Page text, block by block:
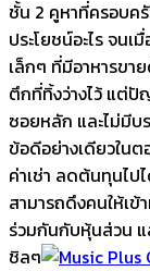
ชั้น 2 คูหาที่ครอบครั
ประโยชน์อะไร จน
เล็กๆ ที่มีอาหารขา
ตึกที่ทิ้งว่างไว้ แต่
ซอยหลัก และไม่มีบ
ข้อดีอย่างเดียวใน
ค่าเช่า ลดต้นทุนไป
สามารถดึงคนให้เข้
ร่วมกันกับหุ้นส่วน แ
ชิลๆ